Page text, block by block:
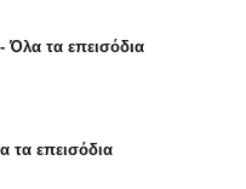
Όλα τα επεισόδια
τα επεισόδια